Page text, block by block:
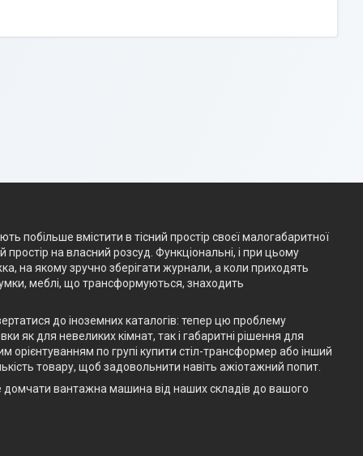
побільше вмістити в тісний простір своєї малогабаритної
на власний розсуд. Функціональні, і при цьому
на якому зручно зберігати журнали, а коли приходять
меблі, що трансформуються, знаходить
до іноземних каталогів: тепер цю проблему
як для невеликих кімнат, так і габаритні рішення для
по групі купити стіл-трансформер або інший
товару, щоб задовольнити навіть ажіотажний попит.
вантажна машина від наших складів до вашого